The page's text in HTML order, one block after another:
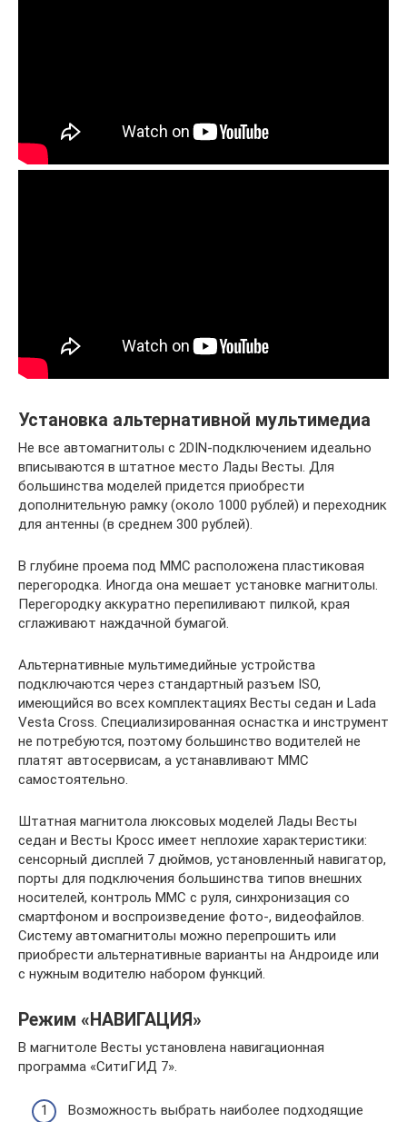
Установка альтернативной мультимедиа
Не все автомагнитолы с 2DIN-подключением идеально
вписываются в штатное место Лады Весты. Для
большинства моделей придется приобрести
дополнительную рамку (около 1000 рублей) и переходник
для антенны (в среднем 300 рублей).
В глубине проема под ММС расположена пластиковая
перегородка. Иногда она мешает установке магнитолы.
Перегородку аккуратно перепиливают пилкой, края
сглаживают наждачной бумагой.
Альтернативные мультимедийные устройства
подключаются через стандартный разъем ISO,
имеющийся во всех комплектациях Весты седан и Lada
Vesta Cross. Специализированная оснастка и инструмент
не потребуются, поэтому большинство водителей не
платят автосервисам, а устанавливают ММС
самостоятельно.
Штатная магнитола люксовых моделей Лады Весты
седан и Весты Кросс имеет неплохие характеристики:
сенсорный дисплей 7 дюймов, установленный навигатор,
порты для подключения большинства типов внешних
носителей, контроль ММС с руля, синхронизация со
смартфоном и воспроизведение фото-, видеофайлов.
Систему автомагнитолы можно перепрошить или
приобрести альтернативные варианты на Андроиде или
с нужным водителю набором функций.
Режим «НАВИГАЦИЯ»
В магнитоле Весты установлена навигационная
программа «СитиГИД 7».
Возможность выбрать наиболее подходящие